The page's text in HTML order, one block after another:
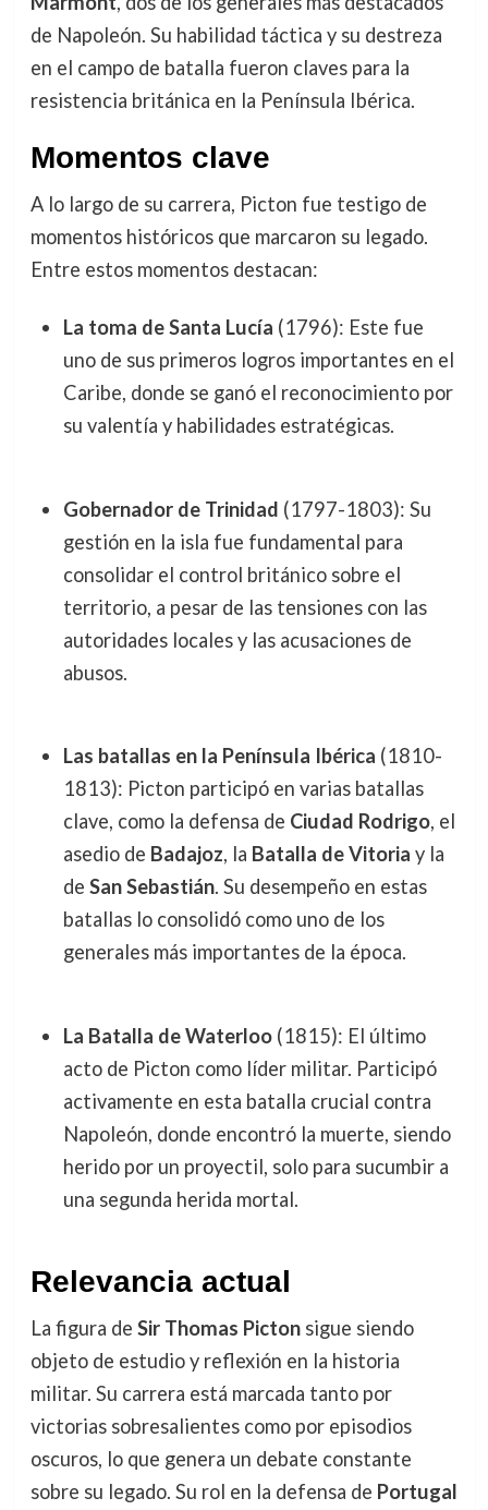
de Napoleón. Su habilidad táctica y su destreza
en el campo de batalla fueron claves para la
resistencia británica en la Península Ibérica.
Momentos clave
A lo largo de su carrera, Picton fue testigo de
momentos históricos que marcaron su legado.
Entre estos momentos destacan:
La toma de Santa Lucía (1796): Este fue
uno de sus primeros logros importantes en el
Caribe, donde se ganó el reconocimiento por
su valentía y habilidades estratégicas.
Gobernador de Trinidad (1797-1803): Su
gestión en la isla fue fundamental para
consolidar el control británico sobre el
territorio, a pesar de las tensiones con las
autoridades locales y las acusaciones de
abusos.
Las batallas en la Península Ibérica (1810-
1813): Picton participó en varias batallas
clave, como la defensa de Ciudad Rodrigo, el
asedio de Badajoz, la Batalla de Vitoria y la
de San Sebastián. Su desempeño en estas
batallas lo consolidó como uno de los
generales más importantes de la época.
La Batalla de Waterloo(1815): El último
acto de Picton como líder militar. Participó
activamente en esta batalla crucial contra
Napoleón, donde encontró la muerte, siendo
herido por un proyectil, solo para sucumbir a
una segunda herida mortal.
Relevancia actual
La figura de Sir Thomas Pictonsigue siendo
objeto de estudio y reflexión en la historia
militar. Su carrera está marcada tanto por
victorias sobresalientes como por episodios
oscuros, lo que genera un debate constante
sobre su legado. Su rol en la defensa de Portugal